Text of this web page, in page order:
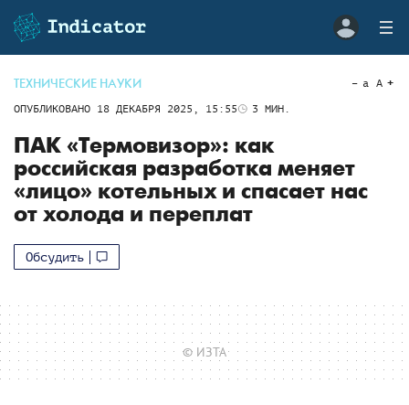
ТЕХНИЧЕСКИЕ НАУКИ
ОПУБЛИКОВАНО 18 ДЕКАБРЯ 2025, 15:55 3 МИН.
a A
ПАК «Термовизор»: как
российская разработка меняет
«лицо» котельных и спасает нас
от холода и переплат
Обсудить
© ИЗТА